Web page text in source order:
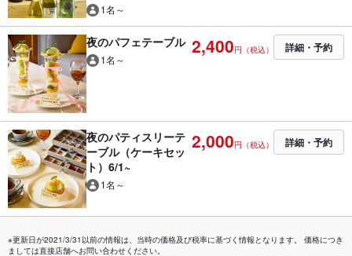
1名～
夜のパフェテーブル
1名～
2,400円（税込） 詳細・予約
夜のパティスリーテ
ーブル（ケーキセッ
ト）6/1~
1名～
2,000円（税込） 詳細・予約
※更新日が2021/3/31以前の情報は、当時の価格及び税率に基づく情報となります。 価格につき
ましては直接店舗へお問い合わせください。